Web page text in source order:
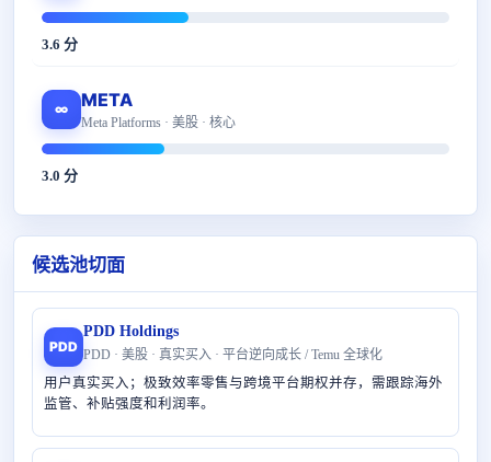
3.6 分
∞ META
Meta Platforms · 美股 · 核心
3.0 分
候选池切面
PDD
PDD Holdings
PDD · 美股 · 真实买入 · 平台逆向成长 / Temu 全球化
用户真实买入；极致效率零售与跨境平台期权并存，需跟踪海外
监管、补贴强度和利润率。